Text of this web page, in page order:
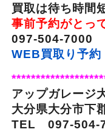
買取は待ち時間
事前予約がとっ
097-504-7000
WEB買取り予約
アップガレージ
大分県大分市下
TEL 097-504-